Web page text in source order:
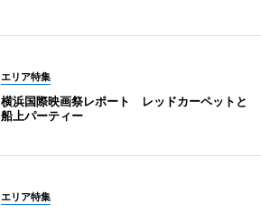
エリア特集
横浜国際映画祭レポート レッドカーペットと
船上パーティー
エリア特集